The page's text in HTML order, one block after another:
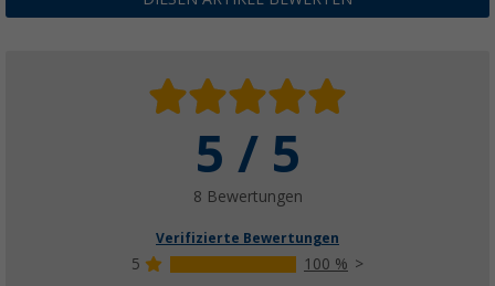
5 / 5
8 Bewertungen
Verifizierte Bewertungen
5
100 %